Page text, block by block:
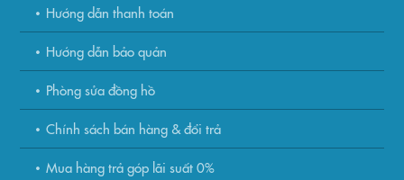
Hướng dẫn thanh toán
Hướng dẫn bảo quản
Phòng sửa đồng hồ
Chính sách bán hàng & đổi trả
Mua hàng trả góp lãi suất 0%